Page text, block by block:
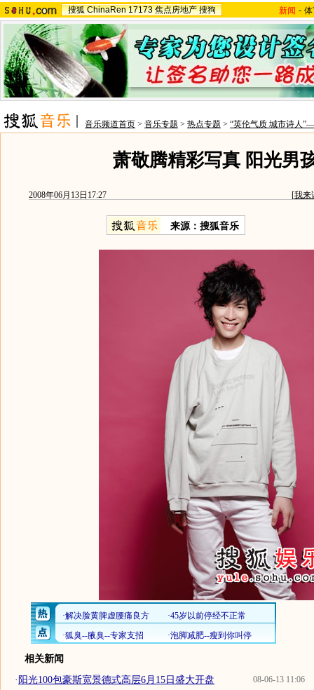
搜狐 ChinaRen 17173 焦点房地产 搜狗 新闻 -
音乐频道首页 > 音乐专题 > 热点专题 > “英伦气质 城市诗人
萧敬腾精彩写真 阳光男
2008年06月13日17:27 [我来
来源：搜狐音乐
相关新闻
08-06-13 11:06
·阳光100包豪斯宽景德式高层6月15日盛大开盘